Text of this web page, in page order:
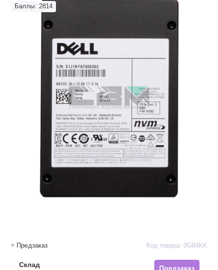
Баллы: 2814
Предзаказ Код товара: 0G84KK
Склад Предзаказ